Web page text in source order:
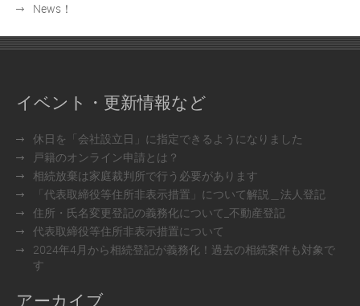
News！
イベント・更新情報など
休日を「会社設立日」に指定できるようになりました
戸籍のオンライン申請とは？
相続放棄は家庭裁判所で行う必要があります
「代表取締役等住所非表示措置」について解説＿法人登記
住所・氏名変更登記の義務化について_不動産登記
代表取締役等住所非表示措置について
2024年4月から相続登記が義務化！過去の相続案件も対象で
す
アーカイブ